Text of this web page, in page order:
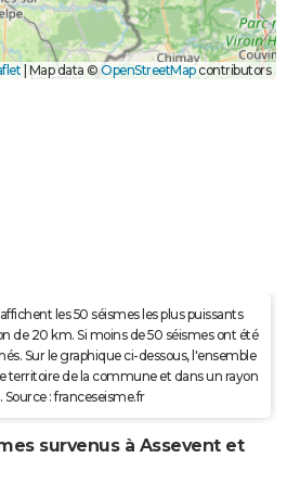
| Map data © OpenStreetMapcontributors
les 50 séismes les plus puissants
de 20 km. Si moins de 50 séismes ont été
Sur le graphique ci-dessous, l'ensemble
territoire de la commune et dans un rayon
: franceseisme.fr
survenus à Assevent et